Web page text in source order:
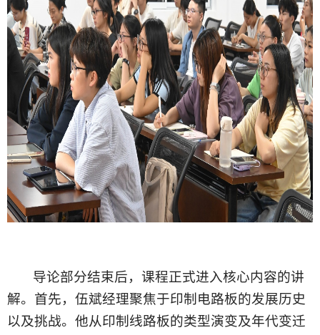
导论部分结束后，课程正式进入核心内容的讲
解。首先，伍斌经理聚焦于印制电路板的发展历史
以及挑战。他从印制线路板的类型演变及年代变迁